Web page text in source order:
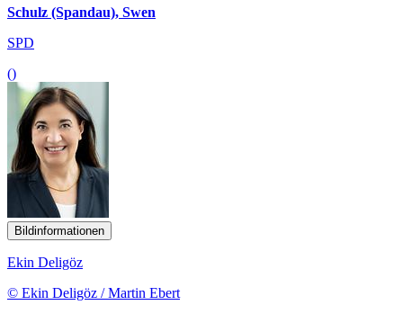
Schulz (Spandau), Swen
SPD
()
Bildinformationen
Ekin Deligöz
© Ekin Deligöz / Martin Ebert